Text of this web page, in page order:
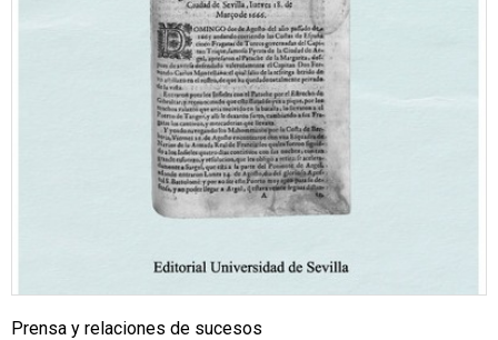
Prensa y relaciones de sucesos